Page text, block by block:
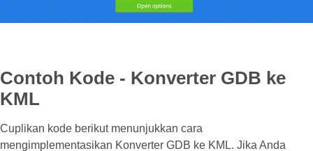
Contoh Kode - Konverter GDB ke
KML
Cuplikan kode berikut menunjukkan cara
mengimplementasikan Konverter GDB ke KML. Jika Anda